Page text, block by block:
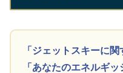
「ジェットスキーに
「あなたのエネルギ